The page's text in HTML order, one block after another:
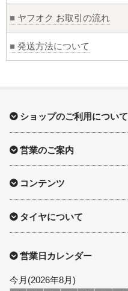
■ ヤフオク お取引の流れ
■ 発送方法について
ショップのご利用について
営業のご案内
コンテンツ
タイヤについて
営業日カレンダー
今月(2026年8月)